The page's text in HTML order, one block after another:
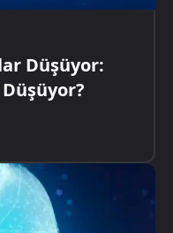
Düşüyor:
Düşüyor?